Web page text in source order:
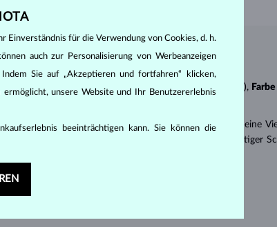
- die sogenannten 4Cs Schliff (cut), Reinheit (clarity), Farbe
ein Rundschliff, der Brillantschliff. Es gibt aber auch eine
Tropfen, Oval oder Princess (ein drei- oder vierseitiger
Diamanten bestimmen seine Reinheit:
für die Verwendung von Cookies, d. h.
auch zur Personalisierung von Werbeanzeigen
Indem Sie auf „Akzeptieren und fortfahren“ klicken,
unsere Website und Ihr Benutzererlebnis
beeinträchtigen kann. Sie können die